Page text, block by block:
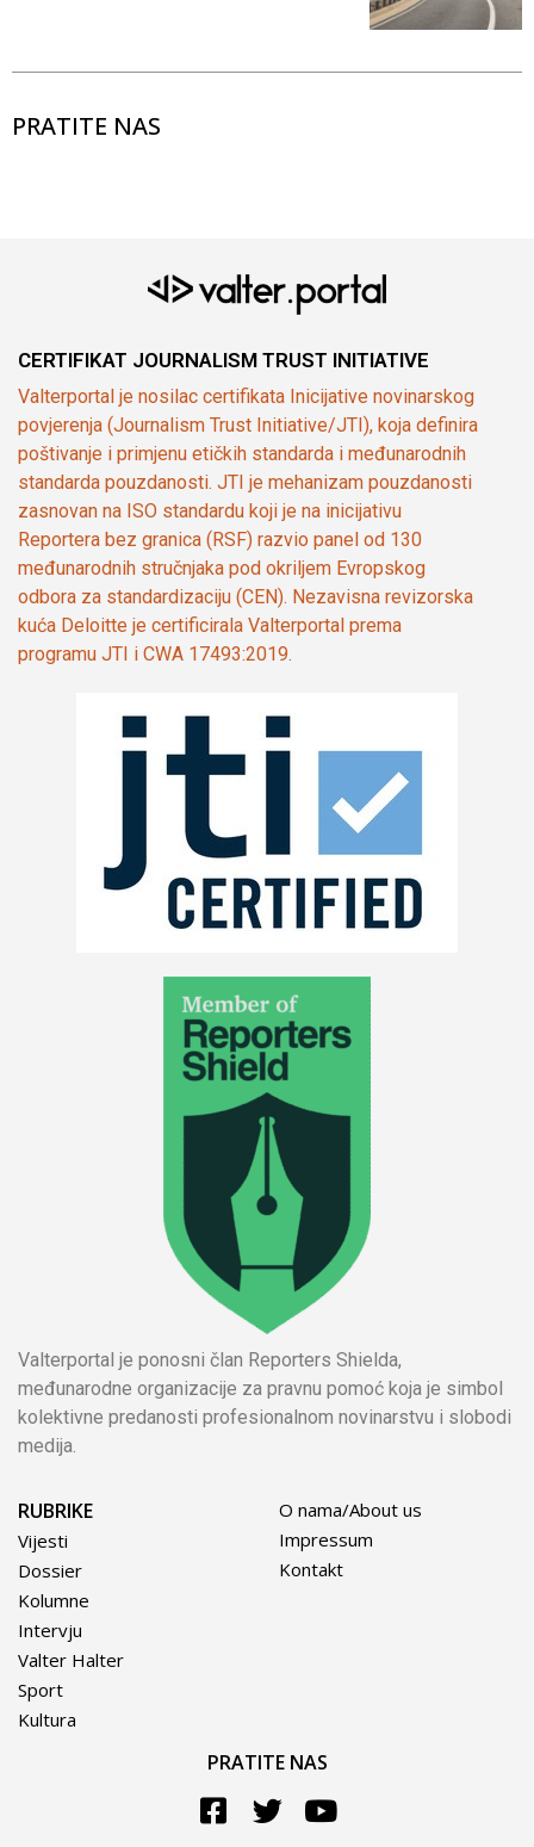
PRATITE NAS
CERTIFIKAT JOURNALISM TRUST INITIATIVE
Valterportal je nosilac certifikata Inicijative novinarskog
povjerenja (Journalism Trust Initiative/JTI), koja definira
poštivanje i primjenu etičkih standarda i međunarodnih
standarda pouzdanosti. JTI je mehanizam pouzdanosti
zasnovan na ISO standardu koji je na inicijativu
Reportera bez granica (RSF) razvio panel od 130
međunarodnih stručnjaka pod okriljem Evropskog
odbora za standardizaciju (CEN). Nezavisna revizorska
kuća Deloitte je certificirala Valterportal prema
programu JTI i CWA 17493:2019.
Valterportal je ponosni član Reporters Shielda,
međunarodne organizacije za pravnu pomoć koja je simbol
kolektivne predanosti profesionalnom novinarstvu i slobodi
medija.
RUBRIKE
Vijesti
Dossier
Kolumne
Intervju
Valter Halter
Sport
Kultura
O nama/About us
Impressum
Kontakt
PRATITE NAS